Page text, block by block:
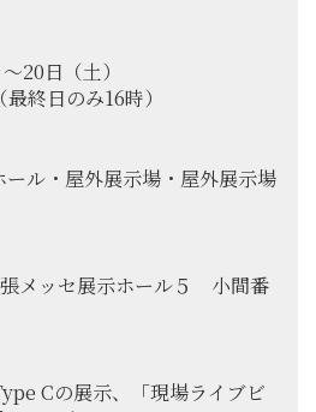
20日（土）
終日のみ16時）
ル・屋外展示場・屋外展示場
張メッセ展示ホール５ 小間番
Cの展示、「現場ライブビ